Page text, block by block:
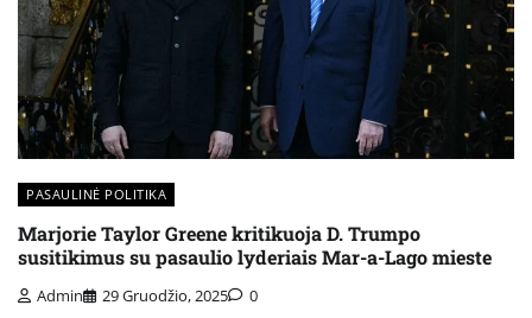
PASAULINĖ POLITIKA
Marjorie Taylor Greene kritikuoja D. Trumpo
susitikimus su pasaulio lyderiais Mar-a-Lago mieste
Admin 29 Gruodžio, 2025 0